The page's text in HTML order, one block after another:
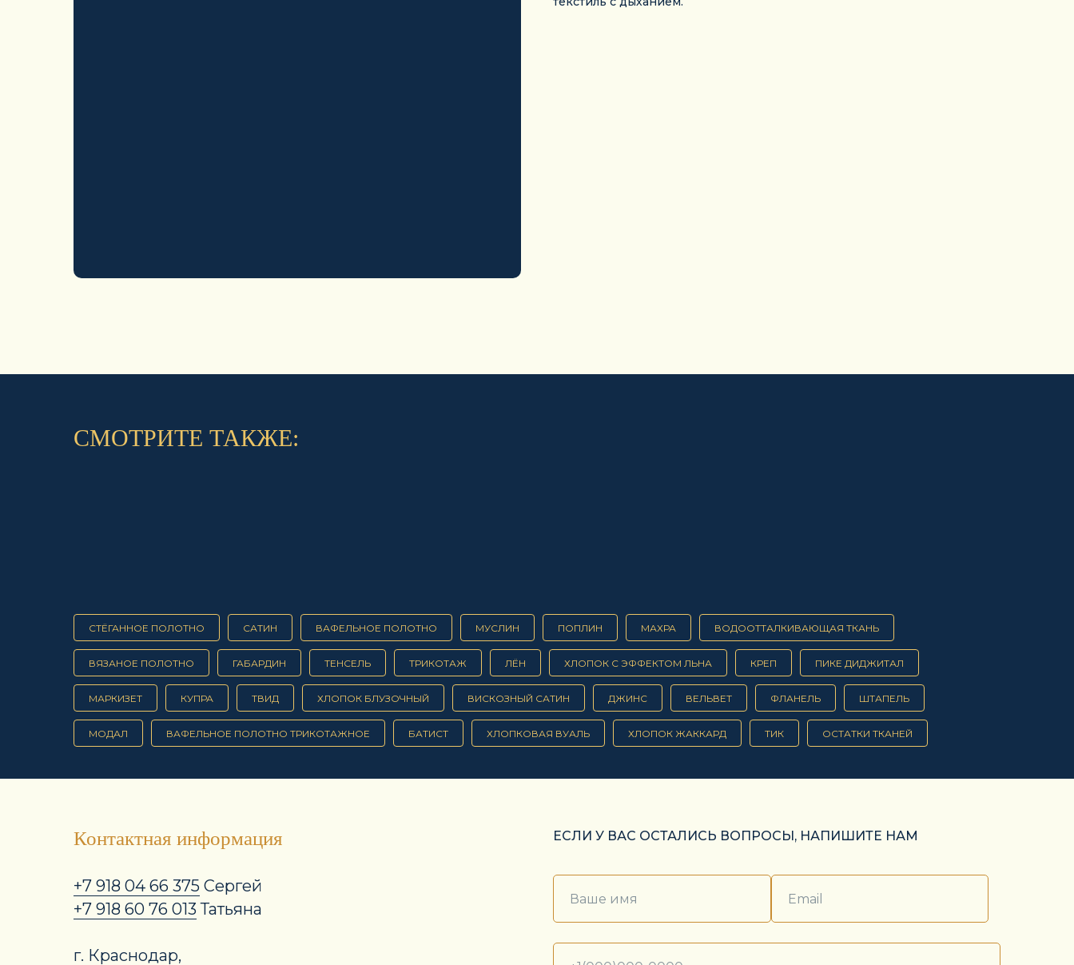
СМОТРИТЕ ТАКЖЕ:
СТЁГАННОЕ ПОЛОТНО САТИН ВАФЕЛЬНОЕ ПОЛОТНО МУСЛИН ПОПЛИН МАХРА ВОДООТТАЛКИВАЮЩАЯ ТКАНЬ
ВЯЗАНОЕ ПОЛОТНО ГАБАРДИН ТЕНСЕЛЬ ТРИКОТАЖ ЛЁН ХЛОПОК С ЭФФЕКТОМ ЛЬНА КРЕП ПИКЕ ДИДЖИТАЛ
МАРКИЗЕТ КУПРА ТВИД ХЛОПОК БЛУЗОЧНЫЙ ВИСКОЗНЫЙ САТИН ДЖИНС ВЕЛЬВЕТ ФЛАНЕЛЬ ШТАПЕЛЬ
МОДАЛ ВАФЕЛЬНОЕ ПОЛОТНО ТРИКОТАЖНОЕ БАТИСТ ХЛОПКОВАЯ ВУАЛЬ ХЛОПОК ЖАККАРД ТИК ОСТАТКИ ТКАНЕЙ
Контактная информация ЕСЛИ У ВАС ОСТАЛИСЬ ВОПРОСЫ, НАПИШИТЕ НАМ
+7 918 04 66 375 Сергей
+7 918 60 76 013 Татьяна
г. Краснодар,